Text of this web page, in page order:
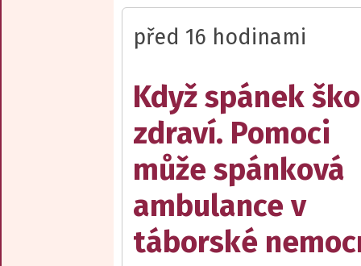
před 16 hodinami
Když spánek
zdraví. Pomoci
může spánková
ambulance v
táborské